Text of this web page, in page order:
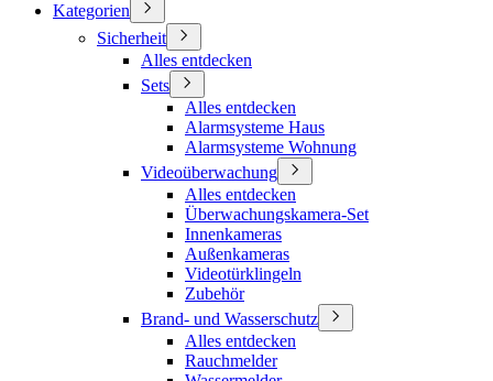
Kategorien
Sicherheit
Alles entdecken
Sets
Alles entdecken
Alarmsysteme Haus
Alarmsysteme Wohnung
Videoüberwachung
Alles entdecken
Überwachungskamera-Set
Innenkameras
Außenkameras
Videotürklingeln
Zubehör
Brand- und Wasserschutz
Alles entdecken
Rauchmelder